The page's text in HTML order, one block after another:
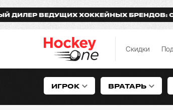
ВЕДУЩИХ ХОККЕЙНЫХ БРЕНДОВ: CCM,
Скидки
ИГРОК ВРАТАРЬ